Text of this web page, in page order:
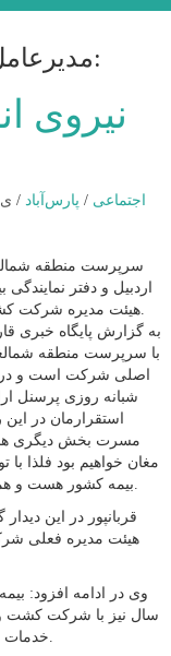
مدیرعامل شرکت کشت و صنعت مغان:
نیروی
اجتماعی / پارس‌آباد / ی
سرپرست منطقه
اردبیل و دفتر
به گزارش پایگاه خبری
با سرپرست منطقه
اصلی شرکت است و در
شبانه روزی پرسنل
استقرارمان در
مسرت بخش دیگری
مغان خواهیم بود فلذا با
قربانپور در این
هیئت مدیره فعلی
وی در ادامه افزود:
سال نیز با شرکت کشت و